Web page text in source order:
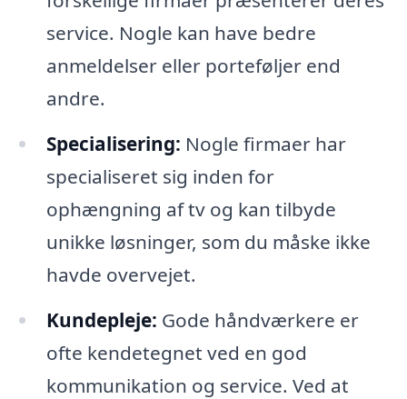
service. Nogle kan have bedre
anmeldelser eller porteføljer end
andre.
Specialisering: Nogle firmaer har
specialiseret sig inden for
ophængning af tv og kan tilbyde
unikke løsninger, som du måske ikke
havde overvejet.
Kundepleje: Gode håndværkere er
ofte kendetegnet ved en god
kommunikation og service. Ved at